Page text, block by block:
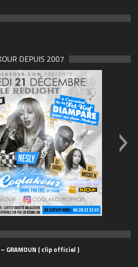
DEPUIS 2007
– GRAMOUN ( clip officiel )